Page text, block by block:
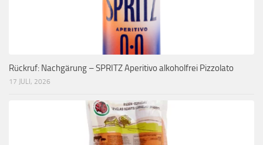
Rückruf: Nachgärung – SPRITZ Aperitivo alkoholfrei Pizzolato
17 JULI, 2026